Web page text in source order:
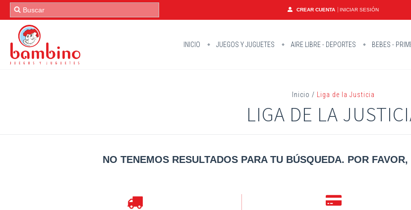
CREAR CUENTA INICIAR SESIÓN
INICIO JUEGOS Y JUGUETES AIRE LIBRE - DEPORTES BEBES -
Inicio / Liga de la Justicia
LIGA DE LA
NO TENEMOS RESULTADOS PARA TU BÚSQUEDA. POR